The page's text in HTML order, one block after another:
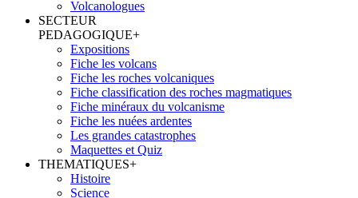
Volcanologues
SECTEUR
PEDAGOGIQUE+
Expositions
Fiche les volcans
Fiche les roches volcaniques
Fiche classification des roches magmatiques
Fiche minéraux du volcanisme
Fiche les nuées ardentes
Les grandes catastrophes
Maquettes et Quiz
THEMATIQUES+
Histoire
Science